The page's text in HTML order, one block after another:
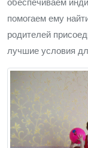
помогаем ему
родителей
лучшие условия